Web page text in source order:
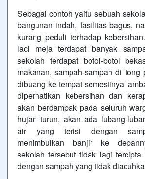
Sebagai contoh yaitu sebuah
bangunan indah, fasilitas bagus,
kurang peduli terhadap
laci meja terdapat banyak
sekolah terdapat botol-botol
makanan, sampah-sampah di tong
dibuang ke tempat semestinya
diperhatikan kebersihan dan
akan berdampak pada seluruh
hujan turun, akan ada lubang-
air yang terisi dengan
menimbulkan banjir ke
sekolah tersebut tidak lagi
dengan sampah yang tidak